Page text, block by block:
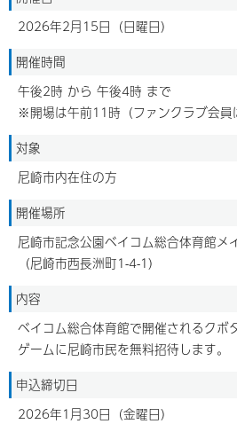
2026年2月15日（日曜日）
開催時間
午後2時 から 午後4時 まで
※開場は午前11時（ファンクラブ会員
対象
尼崎市内在住の方
開催場所
尼崎市記念公園ベイコム総合体育館メ
（尼崎市西長洲町1-4-1）
内容
ベイコム総合体育館で開催されるクボ
ゲームに尼崎市民を無料招待します。
申込締切日
2026年1月30日（金曜日）